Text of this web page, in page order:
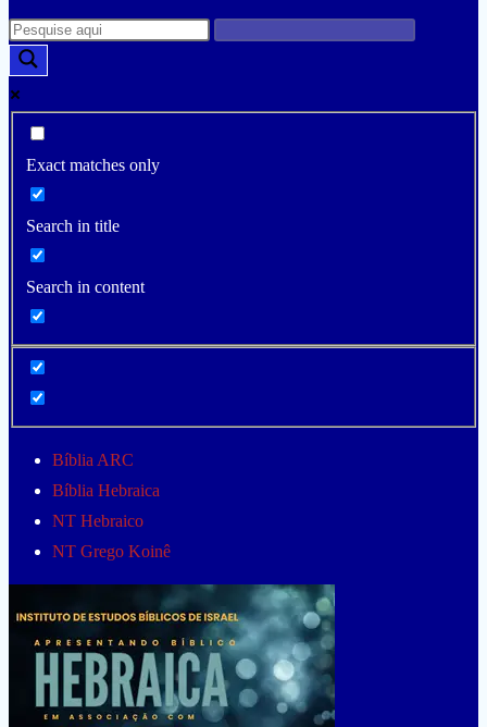
Exact matches only
Search in title
Search in content
Bíblia ARC
Bíblia Hebraica
NT Hebraico
NT Grego Koinê